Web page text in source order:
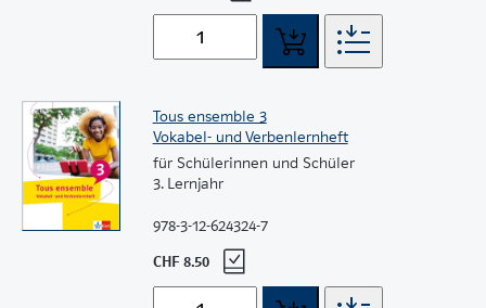
Tous ensemble 3
Vokabel- und Verbenlernheft
für Schülerinnen und Schüler
3. Lernjahr
978-3-12-624324-7
CHF 8.50